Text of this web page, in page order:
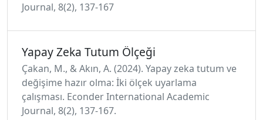
Journal, 8(2), 137-167
Yapay Zeka Tutum Ölçeği
Çakan, M., & Akın, A. (2024). Yapay zeka tutum ve
değişime hazır olma: İki ölçek uyarlama
çalışması. Econder International Academic
Journal, 8(2), 137-167.